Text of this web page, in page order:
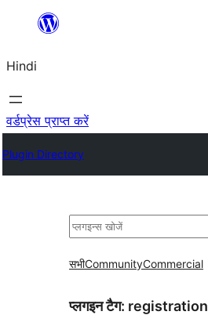
सामग्री
जाएं
Hindi
वर्डप्रेस प्राप्त करें
Plugin Directory
खोजें
सभीCommunityCommercial
प्लगइन टैग: registration